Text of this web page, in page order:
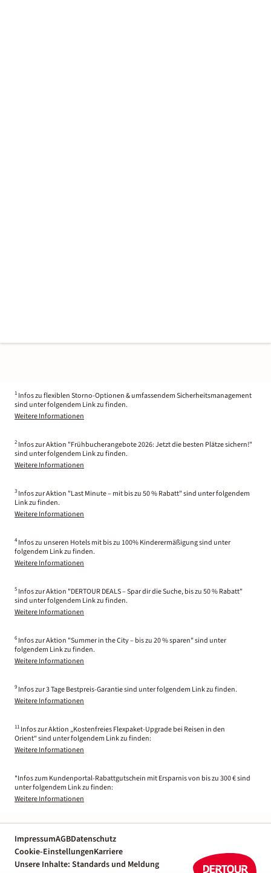
1 Infos zu flexiblen Storno-Optionen & umfassendem Sicherheitsmanagement
sind unter folgendem Link zu finden.
Weitere Informationen
2 Infos zur Aktion "Frühbucherangebote 2026: Jetzt die besten Plätze sichern!"
sind unter folgendem Link zu finden.
Weitere Informationen
3 Infos zur Aktion "Last Minute – mit bis zu 50 % Rabatt" sind unter folgendem
Link zu finden.
Weitere Informationen
4 Infos zu unseren Hotels mit bis zu 100% Kinderermäßigung sind unter
folgendem Link zu finden.
Weitere Informationen
5 Infos zur Aktion "DERTOUR DEALS – Spar dir die Suche, bis zu 50 % Rabatt"
sind unter folgendem Link zu finden.
Weitere Informationen
6 Infos zur Aktion "Summer in the City – bis zu 20 % sparen" sind unter
folgendem Link zu finden.
Weitere Informationen
9 Infos zur 3 Tage Bestpreis-Garantie sind unter folgendem Link zu finden.
Weitere Informationen
11 Infos zur Aktion „Kostenfreies Flexpaket-Upgrade bei Reisen in den
Orient“ sind unter folgendem Link zu finden:
Weitere Informationen
*Infos zum Kundenportal-Rabattgutschein mit Ersparnis von bis zu 300 € sind
unter folgendem Link zu finden:
Weitere Informationen
ImpressumAGBDatenschutz
Cookie-EinstellungenKarriere
Unsere Inhalte: Standards und Meldung